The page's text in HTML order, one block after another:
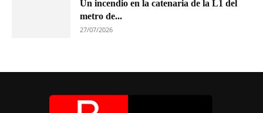
Un incendio en la catenaria de la L1 del
metro de...
27/07/2026